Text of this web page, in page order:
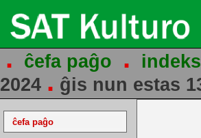
. ĉefa paĝo .
2024 . ĝis nun estas
ĉefa paĝo